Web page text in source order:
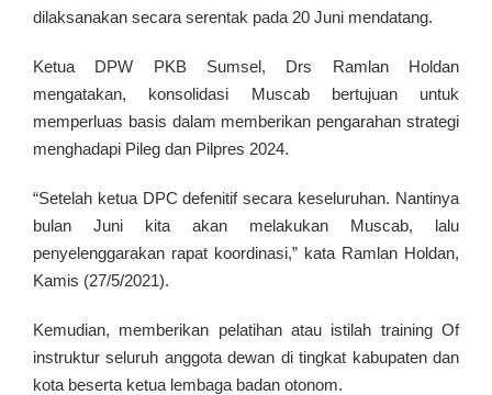
dilaksanakan secara serentak pada 20 Juni mendatang.
Ketua DPW PKB Sumsel, Drs Ramlan Holdan
mengatakan, konsolidasi Muscab bertujuan untuk
memperluas basis dalam memberikan pengarahan strategi
menghadapi Pileg dan Pilpres 2024.
“Setelah ketua DPC defenitif secara keseluruhan. Nantinya
bulan Juni kita akan melakukan Muscab, lalu
penyelenggarakan rapat koordinasi,” kata Ramlan Holdan,
Kamis (27/5/2021).
Kemudian, memberikan pelatihan atau istilah training Of
instruktur seluruh anggota dewan di tingkat kabupaten dan
kota beserta ketua lembaga badan otonom.